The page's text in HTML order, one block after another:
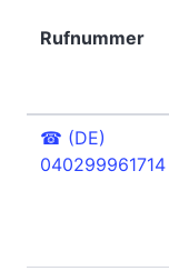
Rufnummer
☎ (DE)
040299961714